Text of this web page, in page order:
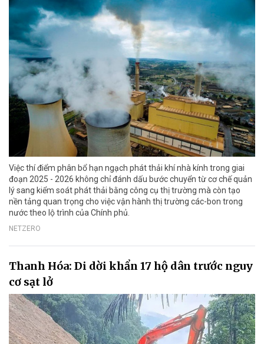
Việc thí điểm phân bổ hạn ngạch phát thải khí nhà kính trong giai
đoạn 2025 - 2026 không chỉ đánh dấu bước chuyển từ cơ chế quản
lý sang kiểm soát phát thải bằng công cụ thị trường mà còn tạo
nền tảng quan trọng cho việc vận hành thị trường các-bon trong
nước theo lộ trình của Chính phủ.
NETZERO
Thanh Hóa: Di dời khẩn 17 hộ dân trước nguy
cơ sạt lở